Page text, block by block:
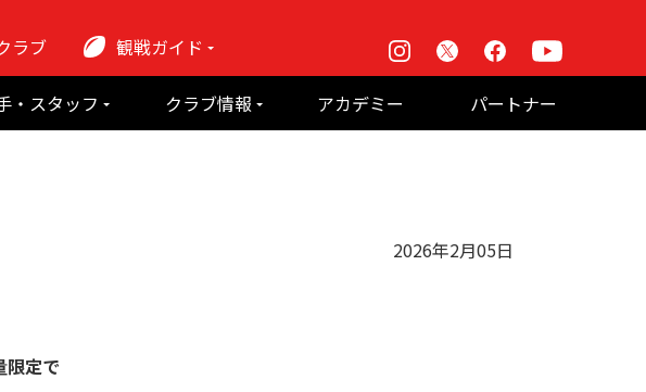
ラブ
観戦ガイド
初めての観戦
Instagram Facebook
・スタッフ
クラブ情報
アカデミー パートナー
2026年2月05日
限定で